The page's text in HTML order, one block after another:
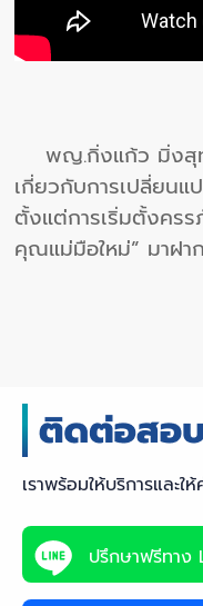
พญ.กิ่งแก้ว มิ่งสุท
เกี่ยวกับการเปลี่ยน
ตั้งแต่การเริ่มตั้งครร
คุณแม่มือใหม่” มาฝา
เราพร้อมให้บริการและ
ปรึกษาฟรีทาง